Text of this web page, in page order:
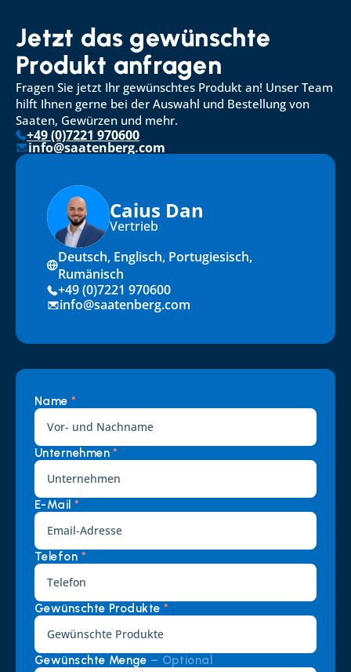
Jetzt das gewünschte
Produkt anfragen
Fragen Sie jetzt Ihr gewünschtes Produkt an! Unser Team
hilft Ihnen gerne bei der Auswahl und Bestellung von
Saaten, Gewürzen und mehr.
+49 (0)7221 970600
info@saatenberg.com
Caius Dan
Vertrieb
Deutsch, Englisch, Portugiesisch,
Rumänisch
+49 (0)7221 970600
info@saatenberg.com
Name *
Unternehmen *
E-Mail *
Telefon *
Gewünschte Produkte *
Gewünschte Menge – Optional